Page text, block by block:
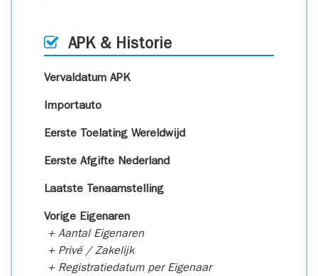
APK & Historie
Vervaldatum APK
Importauto
Eerste Toelating Wereldwijd
Eerste Afgifte Nederland
Laatste Tenaamstelling
Vorige Eigenaren
+ Aantal Eigenaren
+ Privé / Zakelijk
+ Registratiedatum per Eigenaar